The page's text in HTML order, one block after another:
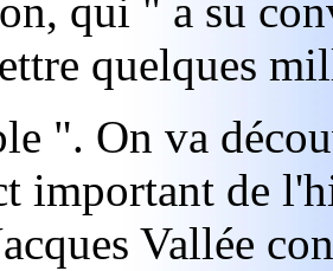
qui " a su
quelques
". On va
important de
Vallée